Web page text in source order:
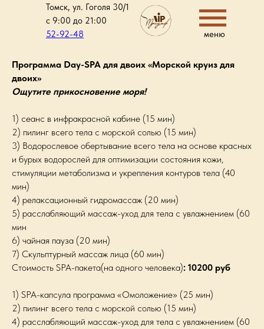
Томск, ул. Гоголя 30/1
с 9:00 до 21:00
52-92-48
меню
Программа Day-SPA для двоих «Морской круиз для
двоих»
Ощутите прикосновение моря!
1) сеанс в инфракрасной кабине (15 мин)
2) пилинг всего тела с морской солью (15 мин)
3) Водорослевое обертывание всего тела на основе красных
и бурых водорослей для оптимизации состояния кожи,
стимуляции метаболизма и укрепления контуров тела (40
мин)
4) релаксационный гидромассаж (20 мин)
5) расслабляющий массаж-уход для тела с увлажнением (60
мин
6) чайная пауза (20 мин)
7) Скульптурный массаж лица (60 мин)
Стоимость SPA-пакета(на одного человека): 10200 руб
1) SPA-капсула программа «Омоложение» (25 мин)
2) пилинг всего тела с морской солью (15 мин)
4) расслабляющий массаж-уход для тела с увлажнением (60